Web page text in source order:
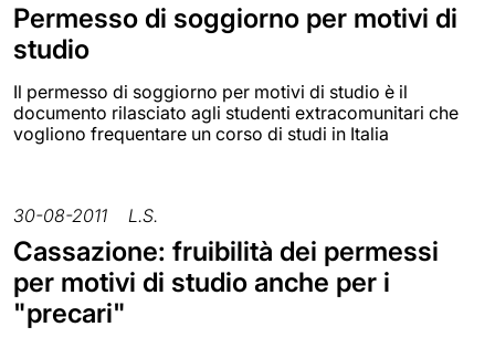
Permesso di soggiorno per motivi di
studio
Il permesso di soggiorno per motivi di studio è il
documento rilasciato agli studenti extracomunitari che
vogliono frequentare un corso di studi in Italia
30-08-2011 L.S.
Cassazione: fruibilità dei permessi
per motivi di studio anche per i
"precari"